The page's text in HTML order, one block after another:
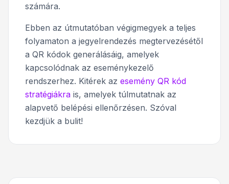
számára.
Ebben az útmutatóban végigmegyek a teljes
folyamaton a jegyelrendezés megtervezésétől
a QR kódok generálásáig, amelyek
kapcsolódnak az eseménykezelő
rendszerhez. Kitérek az esemény QR kód
stratégiákra is, amelyek túlmutatnak az
alapvető belépési ellenőrzésen. Szóval
kezdjük a bulit!